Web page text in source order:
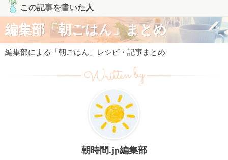
この記事を書いた人
編集部「朝ごはん」まとめ
編集部による「朝ごはん」レシピ・記事まとめ
Written by
朝時間.jp編集部